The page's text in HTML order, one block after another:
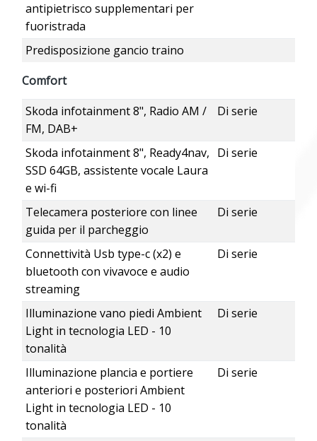
antipietrisco supplementari per
fuoristrada
Predisposizione gancio traino
Comfort
Skoda infotainment 8", Radio AM /
FM, DAB+
Di serie
Skoda infotainment 8", Ready4nav,
SSD 64GB, assistente vocale Laura
e wi-fi
Di serie
Telecamera posteriore con linee
guida per il parcheggio
Di serie
Connettività Usb type-c (x2) e
bluetooth con vivavoce e audio
streaming
Di serie
Illuminazione vano piedi Ambient
Light in tecnologia LED - 10
tonalità
Di serie
Illuminazione plancia e portiere
anteriori e posteriori Ambient
Light in tecnologia LED - 10
tonalità
Di serie